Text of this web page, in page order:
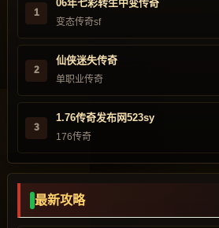
1
06年七彩转生中变传奇
变态传奇sf
2
仙侠迷失传奇
单职业传奇
3
1.76传奇发布网523sy
176传奇
最新攻略